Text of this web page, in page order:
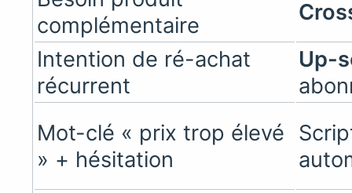
complémentaire
Intention de ré-achat
récurrent
Up-
Mot-clé « prix trop élevé
» + hésitation